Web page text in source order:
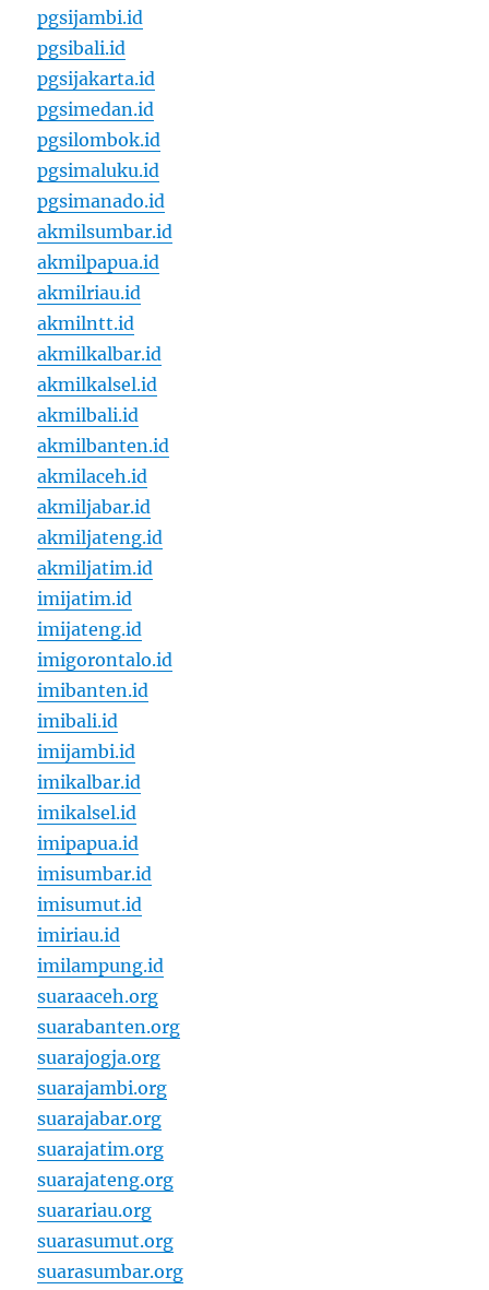
pgsijambi.id
pgsibali.id
pgsijakarta.id
pgsimedan.id
pgsilombok.id
pgsimaluku.id
pgsimanado.id
akmilsumbar.id
akmilpapua.id
akmilriau.id
akmilntt.id
akmilkalbar.id
akmilkalsel.id
akmilbali.id
akmilbanten.id
akmilaceh.id
akmiljabar.id
akmiljateng.id
akmiljatim.id
imijatim.id
imijateng.id
imigorontalo.id
imibanten.id
imibali.id
imijambi.id
imikalbar.id
imikalsel.id
imipapua.id
imisumbar.id
imisumut.id
imiriau.id
imilampung.id
suaraaceh.org
suarabanten.org
suarajogja.org
suarajambi.org
suarajabar.org
suarajatim.org
suarajateng.org
suarariau.org
suarasumut.org
suarasumbar.org